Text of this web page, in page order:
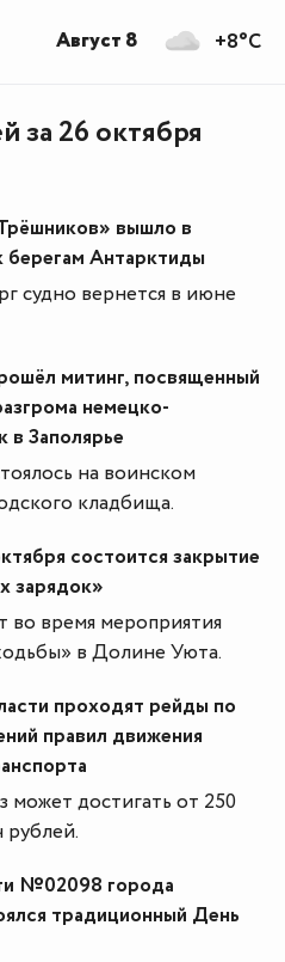
за 26 октября
вышло в
берегам Антарктиды
судно вернется в июне
митинг, посвященный
немецко-
в Заполярье
на воинском
кладбища.
состоится закрытие
зарядок»
во время мероприятия
в Долине Уюта.
проходят рейды по
правил движения
может достигать от 250
рублей.
№02098 города
традиционный День
+8°C
Август 8